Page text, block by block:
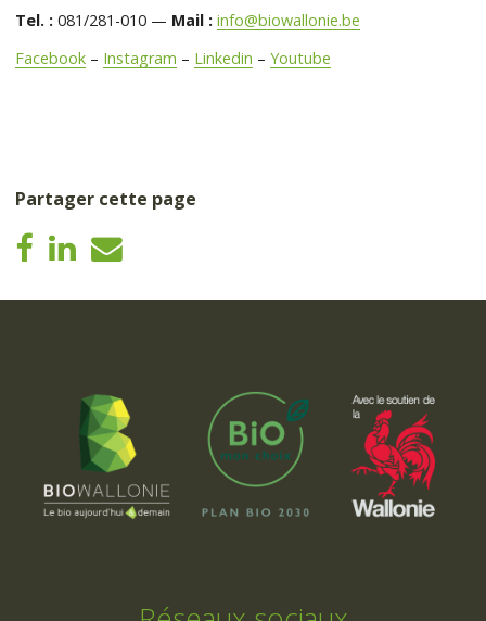
Tel. : 081/281-010 — Mail : info@biowallonie.be
Facebook – Instagram – Linkedin –Youtube
Partager cette page